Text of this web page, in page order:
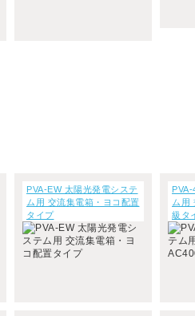
PVA-EW 太陽光発電システ
ム用 交流集電箱・ヨコ配置
タイプ
ム用
級タ